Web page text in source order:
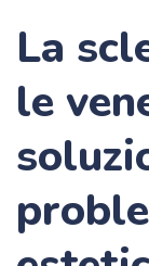
La
le